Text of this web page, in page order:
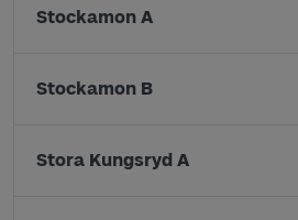
Stockamon A
Stockamon B
Stora Kungsryd A